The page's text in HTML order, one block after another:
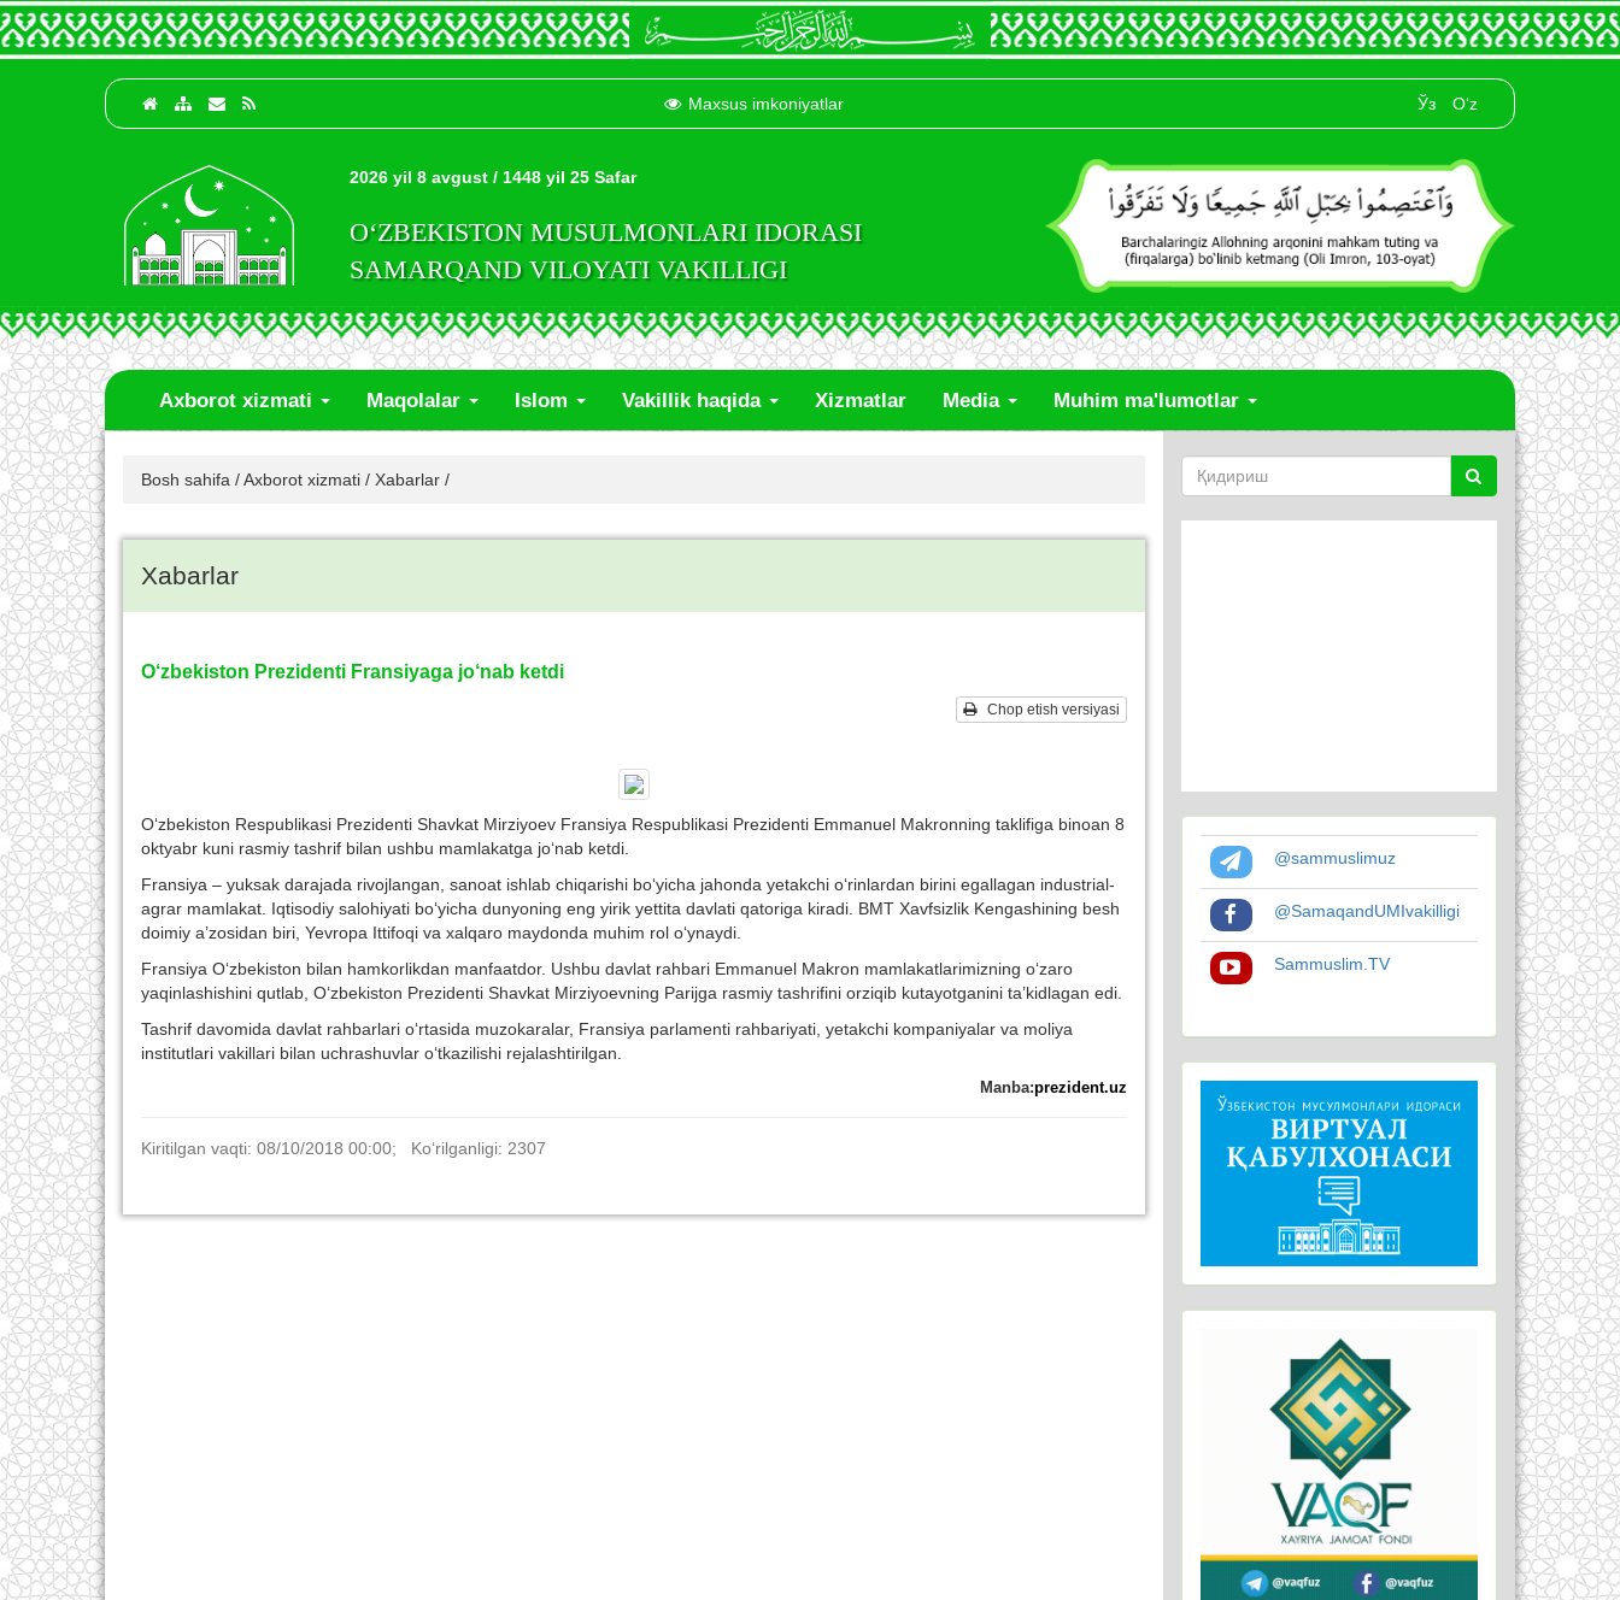
Maxsus imkoniyatlar Ўз O‘z
2026 yil 8 avgust / 1448 yil 25 Safar
O‘ZBEKISTON MUSULMONLARI IDORASI
SAMARQAND VILOYATI VAKILLIGI
Axborot xizmati Maqolalar Islom Vakillik haqida Xizmatlar Media Muhim ma'lumotlar
Bosh sahifa /Axborot xizmati / Xabarlar /
Xabarlar
O‘zbekiston Prezidenti Fransiyaga jo‘nab ketdi
Chop etish versiyasi
O‘zbekiston Respublikasi Prezidenti Shavkat Mirziyoev Fransiya Respublikasi Prezidenti Emmanuel Makronning taklifiga binoan 8
oktyabr kuni rasmiy tashrif bilan ushbu mamlakatga jo‘nab ketdi.
Fransiya – yuksak darajada rivojlangan, sanoat ishlab chiqarishi bo‘yicha jahonda yetakchi o‘rinlardan birini egallagan industrial-
agrar mamlakat. Iqtisodiy salohiyati bo‘yicha dunyoning eng yirik yettita davlati qatoriga kiradi. BMT Xavfsizlik Kengashining besh
doimiy a’zosidan biri, Yevropa Ittifoqi va xalqaro maydonda muhim rol o‘ynaydi.
Fransiya O‘zbekiston bilan hamkorlikdan manfaatdor. Ushbu davlat rahbari Emmanuel Makron mamlakatlarimizning o‘zaro
yaqinlashishini qutlab, O‘zbekiston Prezidenti Shavkat Mirziyoevning Parijga rasmiy tashrifini orziqib kutayotganini ta’kidlagan edi.
Tashrif davomida davlat rahbarlari o‘rtasida muzokaralar, Fransiya parlamenti rahbariyati, yetakchi kompaniyalar va moliya
institutlari vakillari bilan uchrashuvlar o‘tkazilishi rejalashtirilgan.
Manba:prezident.uz
Kiritilgan vaqti: 08/10/2018 00:00; Ko‘rilganligi: 2307
@sammuslimuz
@SamaqandUMIvakilligi
Sammuslim.TV